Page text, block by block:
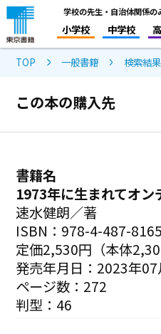
学校の先生・自治体関係の
小学校 中学校
TOP 一般書籍 検索結果
この本の購入先
書籍名
1973年に生まれてオン
速水健朗／著
ISBN：978-4-487-
定価2,530円（本体
発売年月日：2023年07
ページ数：272
判型：46